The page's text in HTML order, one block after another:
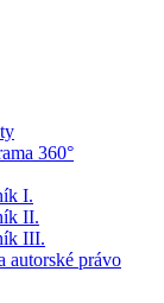
360°
I.
II.
III.
autorské právo